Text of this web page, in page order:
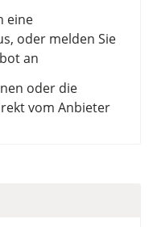
eine
oder melden Sie
an
oder die
vom Anbieter